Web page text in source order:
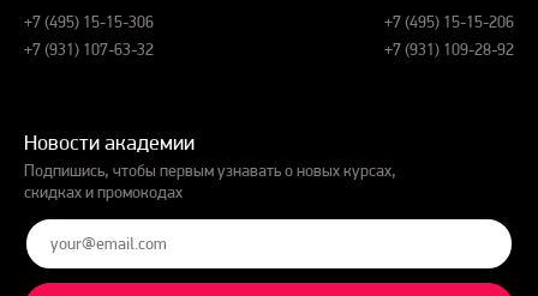
+7 (495) 15-15-306
+7 (931) 107-63-32
+7 (495) 15-15-206
+7 (931) 109-28-92
Новости академии
Подпишись, чтобы первым узнавать о новых курсах,
скидках и промокодах